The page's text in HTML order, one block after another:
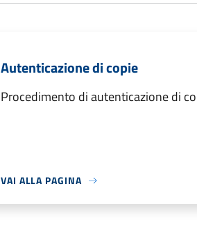
Autenticazione di copie
Procedimento di autenticazione di
VAI ALLA PAGINA